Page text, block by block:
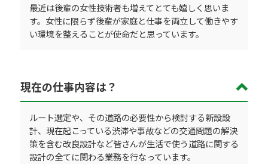
最近は後輩の女性技術者も増えてとても嬉しく思いま
す。女性に限らず後輩が家庭と仕事を両立して働きやす
い環境を整えることが使命だと思っています。
現在の仕事内容は？
ルート選定や、その道路の必要性から検討する新設設
計、現在起こっている渋滞や事故などの交通問題の解決
策を含む改良設計など皆さんが生活で使う道路に関する
設計の全てに関わる業務を行なっています。